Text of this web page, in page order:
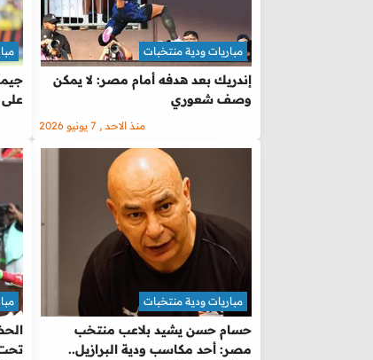
إندريك بعد هدفه أمام مصر: لا يمكن
وصف شعوري
مباريات ودية منتخبات
منذ الاحد , 7 يونيو 2026
حسام حسن يشيد بلاعب منتخب
مصر: أحد مكاسب ودية البرازيل..
مباريات ودية منتخبات
تحت